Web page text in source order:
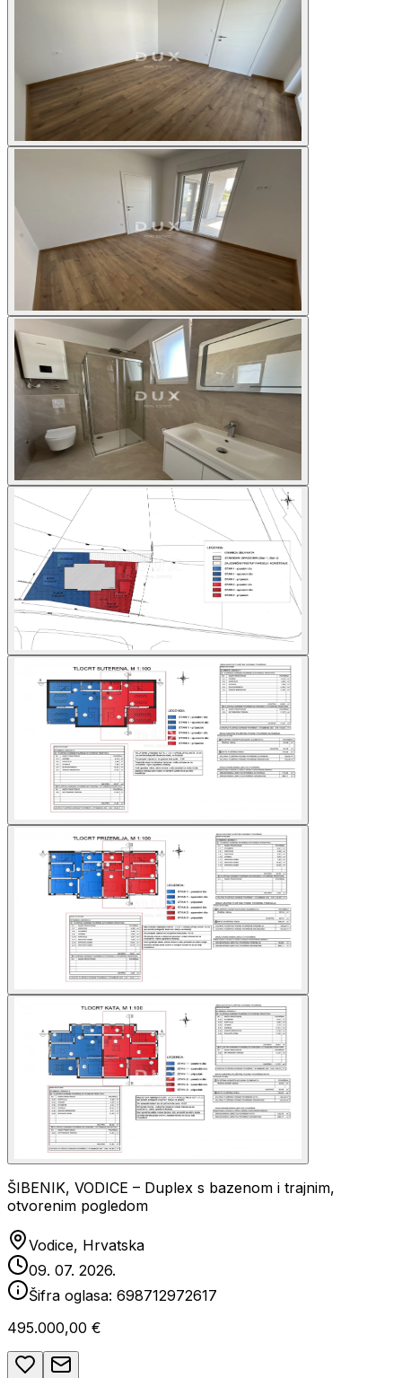
ŠIBENIK, VODICE – Duplex s bazenom i trajnim,
otvorenim pogledom
Vodice, Hrvatska
09. 07. 2026.
Šifra oglasa: 698712972617
495.000,00 €